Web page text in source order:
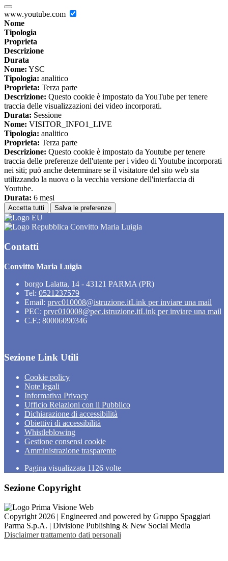
www.youtube.com
Nome
Tipologia
Proprieta
Descrizione
Durata
Nome: YSC
Tipologia: analitico
Proprieta: Terza parte
Descrizione: Questo cookie è impostato da YouTube per tenere
traccia delle visualizzazioni dei video incorporati.
Durata: Sessione
Nome: VISITOR_INFO1_LIVE
Tipologia: analitico
Proprieta: Terza parte
Descrizione: Questo cookie è impostato da Youtube per tenere
traccia delle preferenze dell'utente per i video di Youtube incorporati
nei siti; può anche determinare se il visitatore del sito web sta
utilizzando la nuova o la vecchia versione dell'interfaccia di
Youtube.
Durata: 6 mesi
Accetta tutti Salva le preferenze
Convitto Maria Luigia
Contatti
Convitto Maria Luigia
borgo Lalatta, 14 - 43121 PARMA (PR)
Tel: 0521237579
Email: prvc010008@istruzione.itLink per inviare una mail
PEC: prvc010008@pec.istruzione.itLink per inviare una mail
C.F.: 80006090346
Sezione Link Utili
Cookie policy
Note legali
Informativa Privacy
Ufficio Relazioni con il Pubblico
Dichiarazione di accessibilità
Obiettivi di accessibilità
Whistleblowing
Gestione consensi cookie
Amministrazione trasparente
Pagina visualizzata 1126 volte
Sezione Copyright
Copyright 2026 | Engineered and powered by Gruppo Spaggiari
Parma S.p.A. | Divisione Publishing & New Social Media
Disclaimer trattamento dati personali